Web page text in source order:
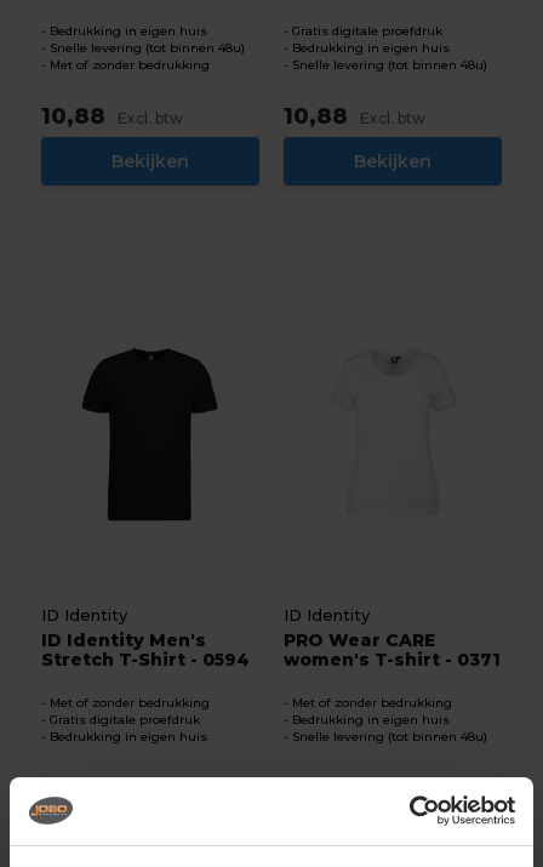
Bedrukking in eigen huis
Snelle levering (tot binnen 48u)
Met of zonder bedrukking
10,88 Excl. btw
Bekijken
Gratis digitale proefdruk
Bedrukking in eigen huis
Snelle levering (tot binnen 48u)
10,88 Excl. btw
Bekijken
ID Identity
ID Identity Men's
Stretch T-Shirt - 0594
Met of zonder bedrukking
Gratis digitale proefdruk
Bedrukking in eigen huis
ID Identity
PRO Wear CARE
women's T-shirt - 0371
Met of zonder bedrukking
Bedrukking in eigen huis
Snelle levering (tot binnen 48u)